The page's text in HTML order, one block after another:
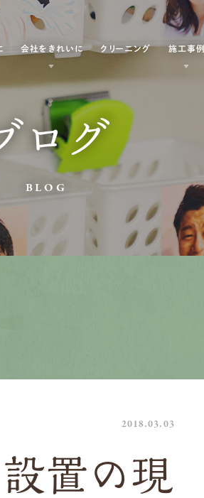
会社をきれいに クリーニング 施工事例
ログ
BLOG
2018.03.03
置の現